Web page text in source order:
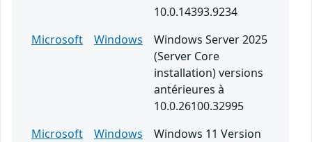
10.0.14393.9234
Microsoft
Windows
Windows Server 2025
(Server Core
installation) versions
antérieures à
10.0.26100.32995
Microsoft
Windows
Windows 11 Version